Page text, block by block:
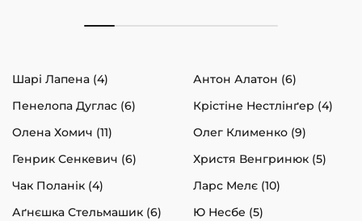
Шарі Лапена (4)
Антон Алатон (6)
Пенелопа Дуглас (6)
Крістіне Нестлінґер (4)
Олена Хомич (11)
Олег Клименко (9)
Генрик Сенкевич (6)
Христя Венгринюк (5)
Чак Поланік (4)
Ларс Мелє (10)
Аґнєшка Стельмашик (6)
Ю Несбе (5)